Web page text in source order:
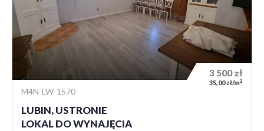
M4N-LW-1570
LUBIN, USTRONIE
LOKAL DO WYNAJĘCIA
3 500zł
35,00 zł/m2